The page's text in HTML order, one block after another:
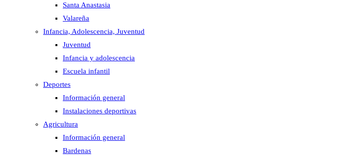
Santa Anastasia
Valareña
Infancia, Adolescencia, Juventud
Juventud
Infancia y adolescencia
Escuela infantil
Deportes
Información general
Instalaciones deportivas
Agricultura
Información general
Bardenas